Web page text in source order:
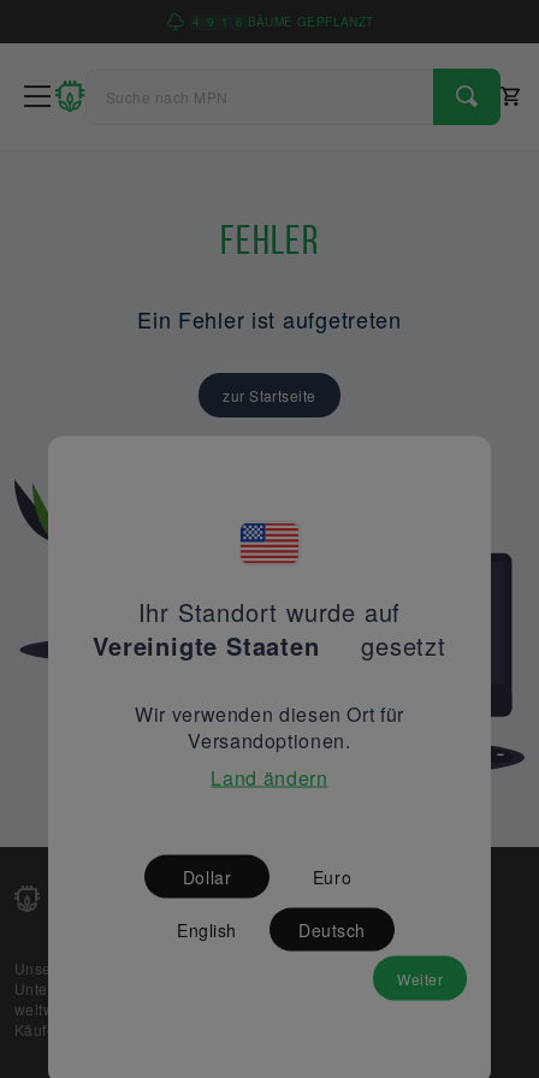
4 9 1 6 BÄUME GEPFLANZT
Fehler
Ein Fehler ist aufgetreten
zur Startseite
Unsere Web-Plattform unterstützt OEM- und EMS-
Unternehmen dabei, ihre überschüssigen Lagerbestände
weltweit zu verkaufen und gleichzeitig den potenziellen
Käufern beste Preise und Qualität zu bieten.
Partner
Ihr Standort wurde auf
Vereinigte Staaten
gesetzt
Wir verwenden diesen Ort für
Versandoptionen.
Land ändern
Dollar Euro
English Deutsch
Weiter